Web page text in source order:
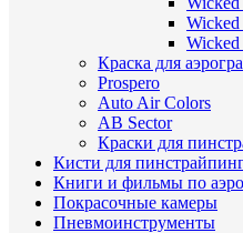
Wicked
Краска для
Prospero
Auto Air Colors
AB Sector
Краски для
Кисти для
Книги и фильмы по
Покрасочные камеры
Пневмоинструменты